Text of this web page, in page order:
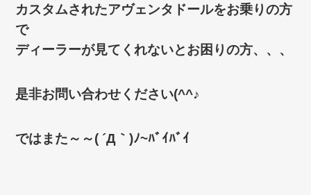
カスタムされたアヴェンタドールをお乗りの方
で
ディーラーが見てくれないとお困りの方、、、
是非お問い合わせください(^^♪
ではまた～～( ´Д｀)ﾉ~ﾊﾞｲﾊﾞｲ